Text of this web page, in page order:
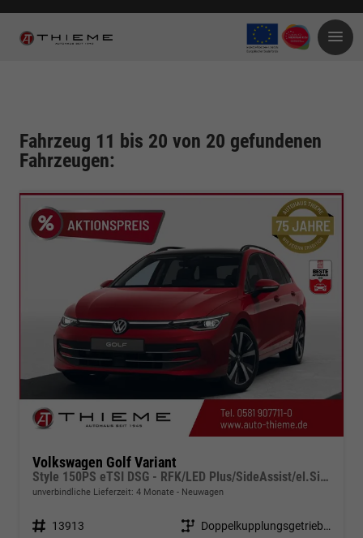
Fahrzeug 11 bis 20 von 20 gefundenen
Fahrzeugen:
Volkswagen Golf Variant
Style 150PS eTSI DSG - RFK/LED Plus/SideAssist/el.Sitz/App
unverbindliche Lieferzeit: 4 Monate Neuwagen
Fahrzeugnr. 13913 Getriebe
Doppelkupplungsgetriebe (DSG)